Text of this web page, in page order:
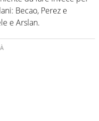
Becao, Perez e
e Arslan.